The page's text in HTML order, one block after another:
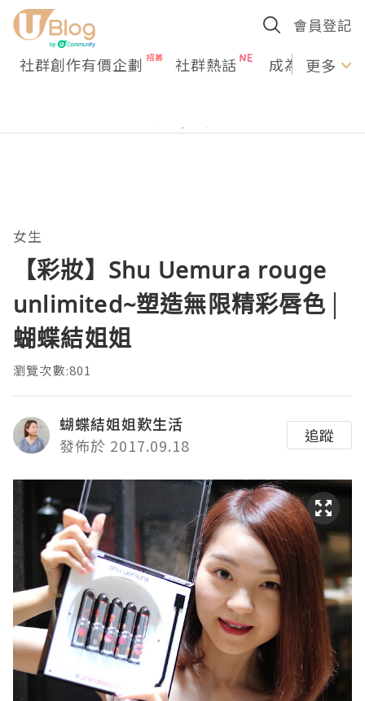
會員登記
社群創作有價企劃 社群熱話 成為U更多
女生
【彩妝】Shu Uemura rouge
unlimited~塑造無限精彩唇色│
蝴蝶結姐姐
瀏覽次數:801
蝴蝶結姐姐歎生活
發佈於 2017.09.18
追蹤